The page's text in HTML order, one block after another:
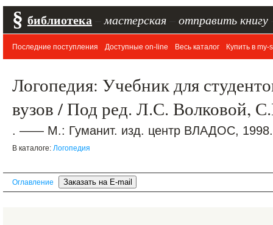
§ библиотека мастерская отправить книгу
Последние поступления Доступные on-line Весь каталог Купить в my-
Логопедия: Учебник для
вузов / Под ред. Л.С. Волковой,
. —— М.: Гуманит. изд. центр ВЛАДОС,
В каталоге: Логопедия
Оглавление